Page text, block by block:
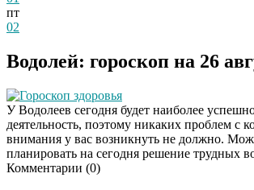
пт
02
Водолей: гороскоп на 26
Гороскоп здоровья
У Водолеев сегодня будет наиболее
деятельность, поэтому никаких проблем с
внимания у вас возникнуть не должно.
планировать на сегодня решение трудных
Комментарии (0)
Скрытая камера на